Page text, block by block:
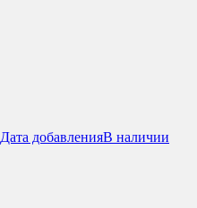
Дата добавленияВ наличии